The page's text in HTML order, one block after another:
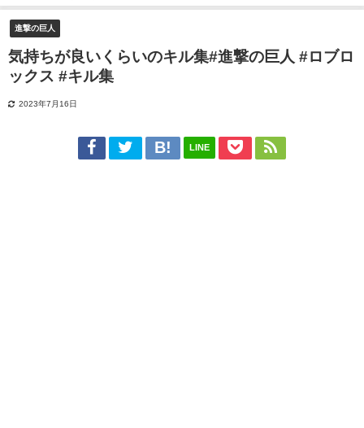
進撃の巨人
気持ちが良いくらいのキル集#進撃の巨人 #ロブロ
ックス #キル集
2023年7月16日
LINE